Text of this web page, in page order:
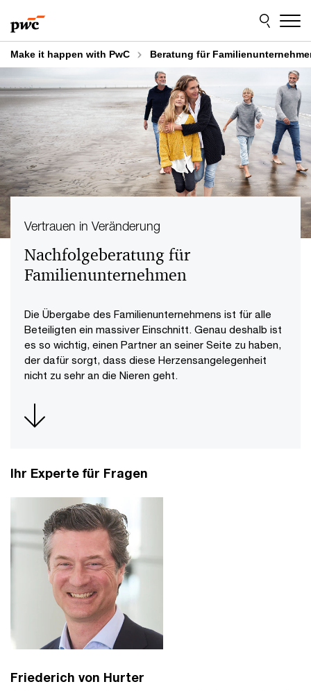
to
content
to
footer
Make it happen with PwC Beratung für
Nachfolgeberatung für
Familienunternehmen
Vertrauen in Veränderung
Die Übergabe des Familienunternehmens ist für alle
Beteiligten ein massiver Einschnitt. Genau deshalb ist
es so wichtig, einen Partner an seiner Seite zu haben,
der dafür sorgt, dass diese Herzensangelegenheit
nicht zu sehr an die Nieren geht.
Ihr Experte für Fragen
Friederich von Hurter